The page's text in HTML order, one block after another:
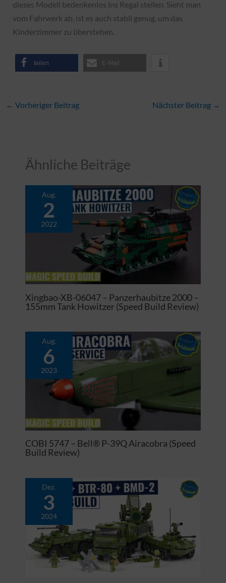
dieses Modell bedenkenlos ins Regal stellen. Sieht man
vom Fahrwerk ab, ist es auch stabil genug, um das
Kinderzimmer zu überstehen.
teilen E-Mail
← Vorheriger Beitrag Nächster Beitrag →
Ähnliche Beiträge
Aug.
2
2022
Xingbao-XB-06047 – Panzerhaubitze 2000 –
155mm Tank Howitzer (Speed Build Review)
Aug.
6
2023
COBI 5747 – Bell® P-39Q Airacobra (Speed
Build Review)
Dez.
3
2024